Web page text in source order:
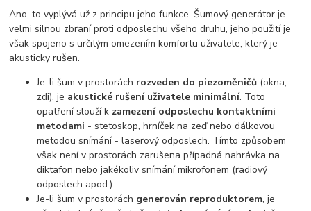
Ano, to vyplývá už z principu jeho funkce. Šumový generátor je
velmi silnou zbraní proti odposlechu všeho druhu, jeho použití je
však spojeno s určitým omezením komfortu uživatele, který je
akusticky rušen.
Je-li šum v prostorách rozveden do piezoměničů (okna,
zdi), je akustické rušení uživatele minimální. Toto
opatření slouží k zamezení odposlechu kontaktními
metodami - stetoskop, hrníček na zeď nebo dálkovou
metodou snímání - laserový odposlech. Tímto způsobem
však není v prostorách zarušena případná nahrávka na
diktafon nebo jakékoliv snímání mikrofonem (radiový
odposlech apod.)
Je-li šum v prostorách generován reproduktorem, je